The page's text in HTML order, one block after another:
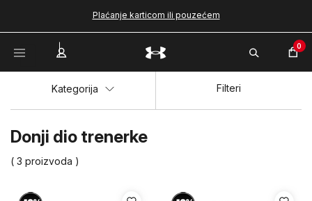
Plaćanje karticom ili pouzećem
0
Donji dio trenerke
( 3 proizvoda )
Kategorija Filteri